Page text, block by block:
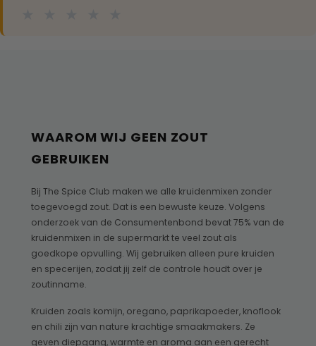
WAAROM WIJ GEEN ZOUT
GEBRUIKEN
Bij The Spice Club maken we alle kruidenmixen zonder
toegevoegd zout. Dat is een bewuste keuze. Volgens
onderzoek van de Consumentenbond bevat 75% van de
kruidenmixen in de supermarkt te veel zout als
goedkope opvulling. Wij gebruiken alleen pure kruiden
en specerijen, zodat jij zelf de controle houdt over je
zoutinname.
Kruiden zoals komijn, oregano, paprikapoeder, knoflook
en chili zijn van nature krachtige smaakmakers. Ze
geven diepgang, warmte en aroma aan een gerecht